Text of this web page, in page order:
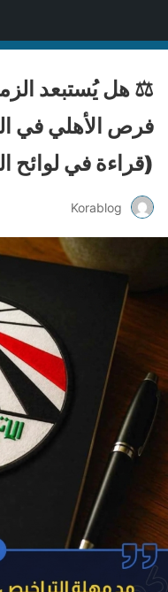
⚖️ هل يُستبعد
فرص الأهلي في
(قراءة في لوائح
Korablog